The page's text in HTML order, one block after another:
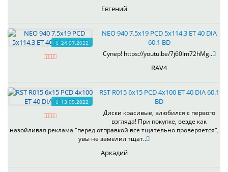
Евгений
24.07.2022
NEO 940 7.5x19 PCD 5x114.3 ET 40 DIA
60.1 BD
Супер! https://youtu.be/7j60Im72hMg..
RAV4
13.05.2022
RST R015 6x15 PCD 4x100 ET 40 DIA 60.1
BD
Диски красивые, влюбился с первого
взгляда! При покупке, везде как
назойливая реклама "перед отправкой все тщательно проверяется",
увы не замелил тщат..
Аркадий